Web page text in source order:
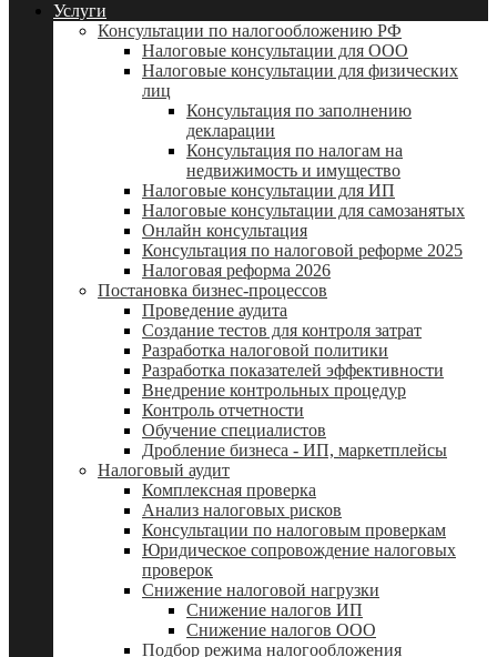
Услуги
Консультации по налогообложению РФ
Налоговые консультации для ООО
Налоговые консультации для физических
лиц
Консультация по заполнению
декларации
Консультация по налогам на
недвижимость и имущество
Налоговые консультации для ИП
Налоговые консультации для самозанятых
Онлайн консультация
Консультация по налоговой реформе 2025
Налоговая реформа 2026
Постановка бизнес-процессов
Проведение аудита
Создание тестов для контроля затрат
Разработка налоговой политики
Разработка показателей эффективности
Внедрение контрольных процедур
Контроль отчетности
Обучение специалистов
Дробление бизнеса - ИП, маркетплейсы
Налоговый аудит
Комплексная проверка
Анализ налоговых рисков
Консультации по налоговым проверкам
Юридическое сопровождение налоговых
проверок
Снижение налоговой нагрузки
Снижение налогов ИП
Снижение налогов ООО
Подбор режима налогообложения